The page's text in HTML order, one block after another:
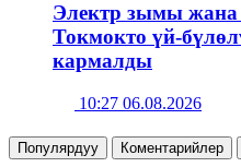
Электр зымы жана
Токмокто үй-
кармалды
10:27 06.08.2026
Популярдуу Коментарийлер